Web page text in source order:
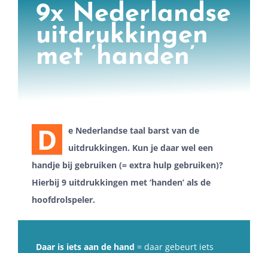
9x Nederlandse
uitdrukkingen
met ‘handen’
D
e Nederlandse taal barst van de
uitdrukkingen. Kun je daar wel een
handje bij gebruiken (= extra hulp gebruiken)?
Hierbij 9 uitdrukkingen met ‘handen’ als de
hoofdrolspeler.
Daar is iets aan de hand = daar gebeurt iets